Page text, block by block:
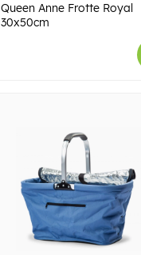
Queen Anne Frotte Royal
30x50cm